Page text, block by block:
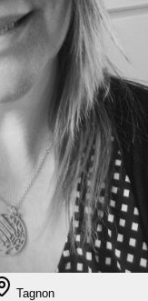
Tagnon